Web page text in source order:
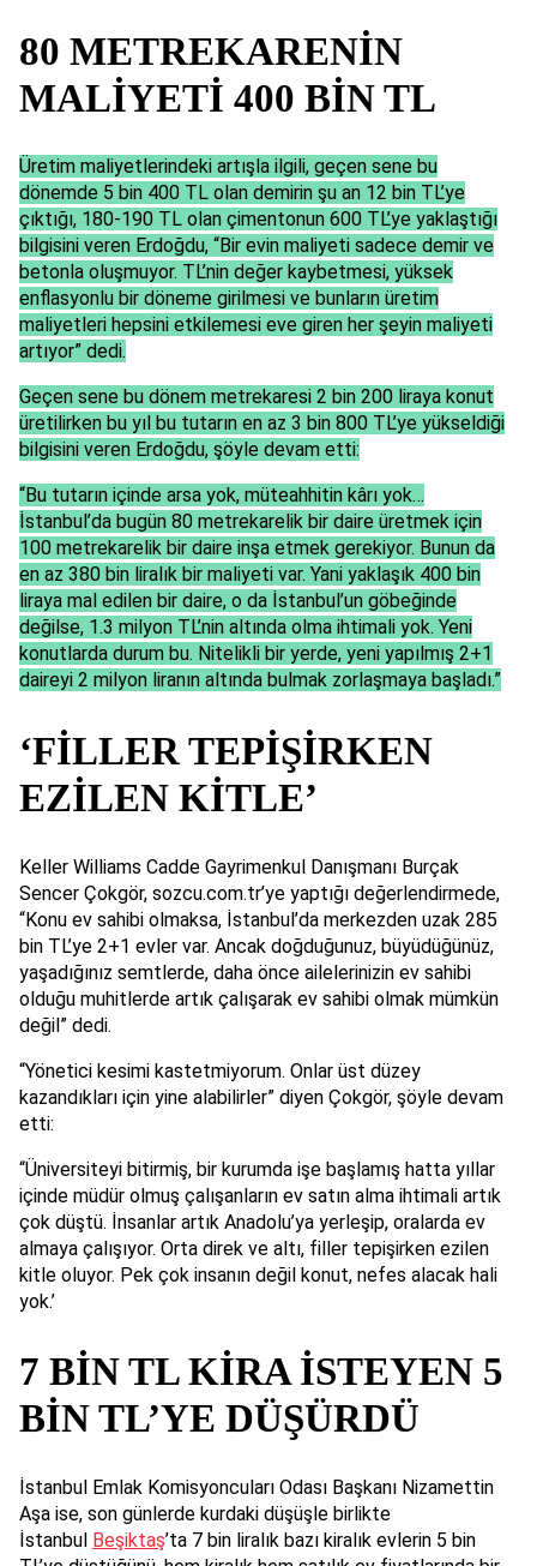
80 METREKARENİN
MALİYETİ 400 BİN TL
Üretim maliyetlerindeki artışla ilgili, geçen sene bu
dönemde 5 bin 400 TL olan demirin şu an 12 bin TL’ye
çıktığı, 180-190 TL olan çimentonun 600 TL’ye yaklaştığı
bilgisini veren Erdoğdu, “Bir evin maliyeti sadece demir ve
betonla oluşmuyor. TL’nin değer kaybetmesi, yüksek
enflasyonlu bir döneme girilmesi ve bunların üretim
maliyetleri hepsini etkilemesi eve giren her şeyin maliyeti
artıyor” dedi.
Geçen sene bu dönem metrekaresi 2 bin 200 liraya konut
üretilirken bu yıl bu tutarın en az 3 bin 800 TL’ye yükseldiği
bilgisini veren Erdoğdu, şöyle devam etti:
“Bu tutarın içinde arsa yok, müteahhitin kârı yok…
İstanbul’da bugün 80 metrekarelik bir daire üretmek için
100 metrekarelik bir daire inşa etmek gerekiyor. Bunun da
en az 380 bin liralık bir maliyeti var. Yani yaklaşık 400 bin
liraya mal edilen bir daire, o da İstanbul’un göbeğinde
değilse, 1.3 milyon TL’nin altında olma ihtimali yok. Yeni
konutlarda durum bu. Nitelikli bir yerde, yeni yapılmış 2+1
daireyi 2 milyon liranın altında bulmak zorlaşmaya başladı.”
‘FİLLER TEPİŞİRKEN
EZİLEN KİTLE’
Keller Williams Cadde Gayrimenkul Danışmanı Burçak
Sencer Çokgör, sozcu.com.tr’ye yaptığı değerlendirmede,
“Konu ev sahibi olmaksa, İstanbul’da merkezden uzak 285
bin TL’ye 2+1 evler var. Ancak doğduğunuz, büyüdüğünüz,
yaşadığınız semtlerde, daha önce ailelerinizin ev sahibi
olduğu muhitlerde artık çalışarak ev sahibi olmak mümkün
değil” dedi.
“Yönetici kesimi kastetmiyorum. Onlar üst düzey
kazandıkları için yine alabilirler” diyen Çokgör, şöyle devam
etti:
“Üniversiteyi bitirmiş, bir kurumda işe başlamış hatta yıllar
içinde müdür olmuş çalışanların ev satın alma ihtimali artık
çok düştü. İnsanlar artık Anadolu’ya yerleşip, oralarda ev
almaya çalışıyor. Orta direk ve altı, filler tepişirken ezilen
kitle oluyor. Pek çok insanın değil konut, nefes alacak hali
yok.’
7 BİN TL KİRA İSTEYEN 5
BİN TL’YE DÜŞÜRDÜ
İstanbul Emlak Komisyoncuları Odası Başkanı Nizamettin
Aşa ise, son günlerde kurdaki düşüşle birlikte
İstanbul Beşiktaş’ta 7 bin liralık bazı kiralık evlerin 5 bin